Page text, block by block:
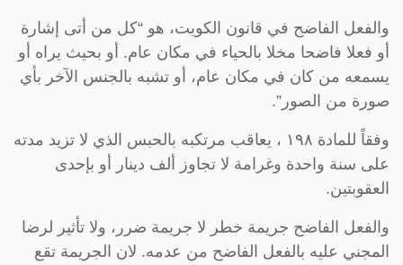
والفعل الفاضح في قانون الكويت، هو “كل من أتى إشارة
أو فعلا فاضحا مخلا بالحياء في مكان عام. أو بحيث يراه أو
يسمعه من كان في مكان عام، أو تشبه بالجنس الآخر بأي
صورة من الصور”.
وفقاً للمادة ١٩٨ ، يعاقب مرتكبه بالحبس الذي لا تزيد مدته
على سنة واحدة وغرامة لا تجاوز ألف دينار أو بإحدى
العقوبتين.
والفعل الفاضح جريمة خطر لا جريمة ضرر، ولا تأثير لرضا
المجني عليه بالفعل الفاضح من عدمه. لان الجريمة تقع